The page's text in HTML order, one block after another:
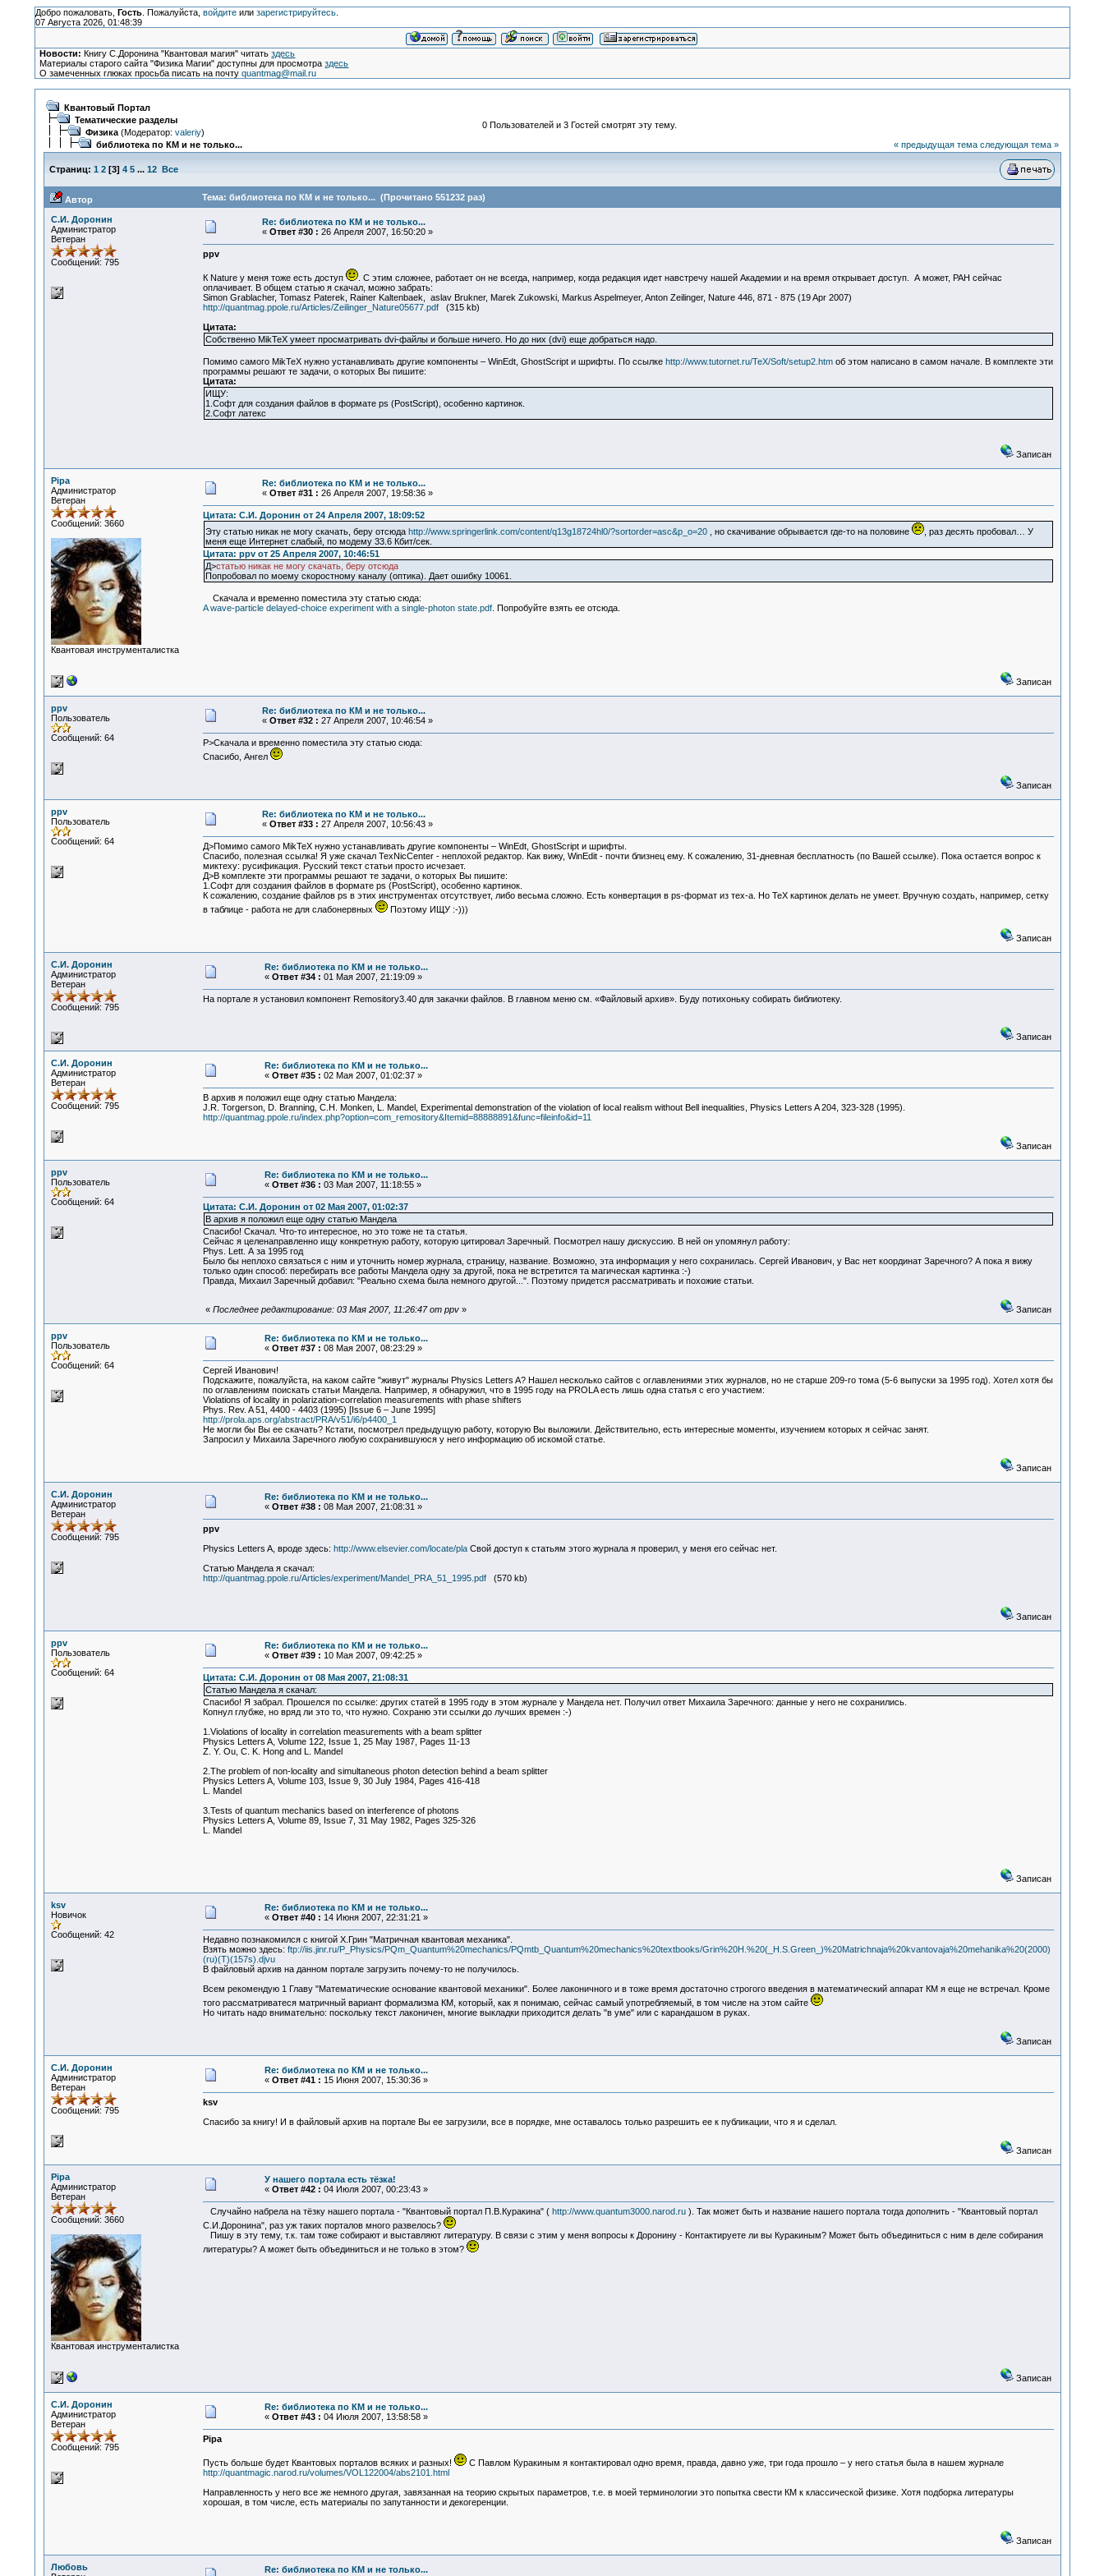
Добро пожаловать, Гость. Пожалуйста, войдитеили зарегистрируйтесь.
07 Августа 2026, 01:48:39
Новости: Книгу С.Доронина "Квантовая магия" читатьздесь
Материалы старого сайта "Физика Магии" доступны для просмотраздесь
О замеченных глюках просьба писать на почтуquantmag@mail.ru
Квантовый Портал
Тематические разделы
Физика(Модератор: valeriy)
библиотека по КМ и не только...
0 Пользователей и 3 Гостей смотрят эту тему.
« предыдущая тема следующая тема »
Страниц: 1 2[3] 4 5 ... 12 Все
Автор Тема: библиотека по КМ и не только... (Прочитано 551232 раз)
С.И. Доронин
Администратор
Ветеран
Сообщений: 795
Re: библиотека по КМ и не только...
« Ответ #30 : 26 Апреля 2007, 16:50:20 »
ppv
К Nature у меня тоже есть доступ
. С этим сложнее, работает он не всегда, например, когда редакция идет навстречу нашей Академии и на время открывает доступ. А может, РАН сейчас
оплачивает. В общем статью я скачал, можно забрать:
Simon Grablacher, Tomasz Paterek, Rainer Kaltenbaek, aslav Brukner, Marek Zukowski, Markus Aspelmeyer, Anton Zeilinger, Nature 446, 871 - 875 (19 Apr 2007)
http://quantmag.ppole.ru/Articles/Zeilinger_Nature05677.pdf(315 kb)
Цитата:
Собственно MikTeX умеет просматривать dvi-файлы и больше ничего. Но до них (dvi) еще добраться надо.
Помимо самого MikTeX нужно устанавливать другие компоненты – WinEdt, GhostScript и шрифты. По ссылке http://www.tutornet.ru/TeX/Soft/setup2.htmоб этом написано в самом начале. В комплекте эти
программы решают те задачи, о которых Вы пишите:
Цитата:
ИЩУ:
1.Софт для создания файлов в формате ps (PostScript), особенно картинок.
2.Софт латекс
Записан
Pipa
Администратор
Ветеран
Сообщений: 3660
Квантовая инструменталистка
Re: библиотека по КМ и не только...
« Ответ #31 : 26 Апреля 2007, 19:58:36 »
Цитата: С.И. Доронин от 24 Апреля 2007, 18:09:52
Эту статью никак не могу скачать, беру отсюда http://www.springerlink.com/content/q13g18724hl0/?sortorder=asc&p_o=20, но скачивание обрывается где-то на половине
, раз десять пробовал… У
меня еще Интернет слабый, по модему 33.6 Кбит/сек.
Цитата: ppv от 25 Апреля 2007, 10:46:51
Д>статью никак не могу скачать, беру отсюда
Попробовал по моему скоростному каналу (оптика). Дает ошибку 10061.
Скачала и временно поместила эту статью сюда:
A wave-particle delayed-choice experiment with a single-photon state.pdf. Попробуйте взять ее отсюда.
Записан
ppv
Пользователь
Сообщений: 64
Re: библиотека по КМ и не только...
« Ответ #32 : 27 Апреля 2007, 10:46:54 »
P>Скачала и временно поместила эту статью сюда:
Спасибо, Ангел
Записан
ppv
Пользователь
Сообщений: 64
Re: библиотека по КМ и не только...
« Ответ #33 : 27 Апреля 2007, 10:56:43 »
Д>Помимо самого MikTeX нужно устанавливать другие компоненты – WinEdt, GhostScript и шрифты.
Спасибо, полезная ссылка! Я уже скачал TexNicCenter - неплохой редактор. Как вижу, WinEdit - почти близнец ему. К сожалению, 31-дневная бесплатность (по Вашей ссылке). Пока остается вопрос к
миктеху: русификация. Русский текст статьи просто исчезает.
Д>В комплекте эти программы решают те задачи, о которых Вы пишите:
1.Софт для создания файлов в формате ps (PostScript), особенно картинок.
К сожалению, создание файлов ps в этих инструментах отсутствует, либо весьма сложно. Есть конвертация в ps-формат из тех-а. Но ТеХ картинок делать не умеет. Вручную создать, например, сетку
в таблице - работа не для слабонервных
Поэтому ИЩУ :-)))
Записан
С.И. Доронин
Администратор
Ветеран
Сообщений: 795
Re: библиотека по КМ и не только...
« Ответ #34 : 01 Мая 2007, 21:19:09 »
На портале я установил компонент Remository3.40 для закачки файлов. В главном меню см. «Файловый архив». Буду потихоньку собирать библиотеку.
Записан
С.И. Доронин
Администратор
Ветеран
Сообщений: 795
Re: библиотека по КМ и не только...
« Ответ #35 : 02 Мая 2007, 01:02:37 »
В архив я положил еще одну статью Мандела:
J.R. Torgerson, D. Branning, C.H. Monken, L. Mandel, Experimental demonstration of the violation of local realism without Bell inequalities, Physics Letters A 204, 323-328 (1995).
http://quantmag.ppole.ru/index.php?option=com_remository&Itemid=88888891&func=fileinfo&id=11
Записан
ppv
Пользователь
Сообщений: 64
Re: библиотека по КМ и не только...
« Ответ #36 : 03 Мая 2007, 11:18:55 »
Цитата: С.И. Доронин от 02 Мая 2007, 01:02:37
В архив я положил еще одну статью Мандела
Спасибо! Скачал. Что-то интересное, но это тоже не та статья.
Сейчас я целенаправленно ищу конкретную работу, которую цитировал Заречный. Посмотрел нашу дискуссию. В ней он упомянул работу:
Phys. Lett. А за 1995 год
Было бы неплохо связаться с ним и уточнить номер журнала, страницу, название. Возможно, эта информация у него сохранилась. Сергей Иванович, у Вас нет координат Заречного? А пока я вижу
только один способ: перебирать все работы Мандела одну за другой, пока не встретится та магическая картинка :-)
Правда, Михаил Заречный добавил: "Реально схема была немного другой...". Поэтому придется рассматривать и похожие статьи.
« Последнее редактирование: 03 Мая 2007, 11:26:47 от ppv» Записан
ppv
Пользователь
Сообщений: 64
Re: библиотека по КМ и не только...
« Ответ #37 : 08 Мая 2007, 08:23:29 »
Сергей Иванович!
Подскажите, пожалуйста, на каком сайте "живут" журналы Physics Letters A? Нашел несколько сайтов с оглавлениями этих журналов, но не старше 209-го тома (5-6 выпуски за 1995 год). Хотел хотя бы
по оглавлениям поискать статьи Мандела. Например, я обнаружил, что в 1995 году на PROLA есть лишь одна статья с его участием:
Violations of locality in polarization-correlation measurements with phase shifters
Phys. Rev. A 51, 4400 - 4403 (1995) [Issue 6 – June 1995]
http://prola.aps.org/abstract/PRA/v51/i6/p4400_1
Не могли бы Вы ее скачать? Кстати, посмотрел предыдущую работу, которую Вы выложили. Действительно, есть интересные моменты, изучением которых я сейчас занят.
Запросил у Михаила Заречного любую сохранившуюся у него информацию об искомой статье.
Записан
С.И. Доронин
Администратор
Ветеран
Сообщений: 795
Re: библиотека по КМ и не только...
« Ответ #38 : 08 Мая 2007, 21:08:31 »
ppv
Physics Letters A, вроде здесь: http://www.elsevier.com/locate/plaСвой доступ к статьям этого журнала я проверил, у меня его сейчас нет.
Статью Мандела я скачал:
http://quantmag.ppole.ru/Articles/experiment/Mandel_PRA_51_1995.pdf(570 kb)
Записан
ppv
Пользователь
Сообщений: 64
Re: библиотека по КМ и не только...
« Ответ #39 : 10 Мая 2007, 09:42:25 »
Цитата: С.И. Доронин от 08 Мая 2007, 21:08:31
Статью Мандела я скачал:
Спасибо! Я забрал. Прошелся по ссылке: других статей в 1995 году в этом журнале у Мандела нет. Получил ответ Михаила Заречного: данные у него не сохранились.
Копнул глубже, но вряд ли это то, что нужно. Сохраню эти ссылки до лучших времен :-)
1.Violations of locality in correlation measurements with a beam splitter
Physics Letters A, Volume 122, Issue 1, 25 May 1987, Pages 11-13
Z. Y. Ou, C. K. Hong and L. Mandel
2.The problem of non-locality and simultaneous photon detection behind a beam splitter
Physics Letters A, Volume 103, Issue 9, 30 July 1984, Pages 416-418
L. Mandel
3.Tests of quantum mechanics based on interference of photons
Physics Letters A, Volume 89, Issue 7, 31 May 1982, Pages 325-326
L. Mandel
Записан
ksv
Новичок
Сообщений: 42
Re: библиотека по КМ и не только...
« Ответ #40 : 14 Июня 2007, 22:31:21 »
Недавно познакомился с книгой Х.Грин "Матричная квантовая механика".
Взять можно здесь: ftp://iis.jinr.ru/P_Physics/PQm_Quantum%20mechanics/PQmtb_Quantum%20mechanics%20textbooks/Grin%20H.%20(_H.S.Green_)%20Matrichnaja%20kvantovaja%20mehanika%20(2000)
(ru)(T)(157s).djvu
В файловый архив на данном портале загрузить почему-то не получилось.
Всем рекомендую 1 Главу "Математические основание квантовой механики". Более лаконичного и в тоже время достаточно строгого введения в математический аппарат КМ я еще не встречал. Кроме
того рассматриватеся матричный вариант формализма КМ, который, как я понимаю, сейчас самый употребляемый, в том числе на этом сайте
Но читать надо внимательно: поскольку текст лаконичен, многие выкладки приходится делать "в уме" или с карандашом в руках.
Записан
С.И. Доронин
Администратор
Ветеран
Сообщений: 795
Re: библиотека по КМ и не только...
« Ответ #41 : 15 Июня 2007, 15:30:36 »
ksv
Спасибо за книгу! И в файловый архив на портале Вы ее загрузили, все в порядке, мне оставалось только разрешить ее к публикации, что я и сделал.
Записан
Pipa
Администратор
Ветеран
Сообщений: 3660
Квантовая инструменталистка
У нашего портала есть тёзка!
« Ответ #42 : 04 Июля 2007, 00:23:43 »
Случайно набрела на тёзку нашего портала - "Квантовый портал П.В.Куракина" ( http://www.quantum3000.narod.ru). Так может быть и название нашего портала тогда дополнить - "Квантовый портал
С.И.Доронина", раз уж таких порталов много развелось?
Пишу в эту тему, т.к. там тоже собирают и выставляют литературу. В связи с этим у меня вопросы к Доронину - Контактируете ли вы Куракиным? Может быть объединиться с ним в деле собирания
литературы? А может быть объединиться и не только в этом?
Записан
С.И. Доронин
Администратор
Ветеран
Сообщений: 795
Re: библиотека по КМ и не только...
« Ответ #43 : 04 Июля 2007, 13:58:58 »
Pipa
Пусть больше будет Квантовых порталов всяких и разных!
С Павлом Куракиным я контактировал одно время, правда, давно уже, три года прошло – у него статья была в нашем журнале
http://quantmagic.narod.ru/volumes/VOL122004/abs2101.html
Направленность у него все же немного другая, завязанная на теорию скрытых параметров, т.е. в моей терминологии это попытка свести КМ к классической физике. Хотя подборка литературы
хорошая, в том числе, есть материалы по запутанности и декогеренции.
Записан
Любовь
Re: библиотека по КМ и не только...